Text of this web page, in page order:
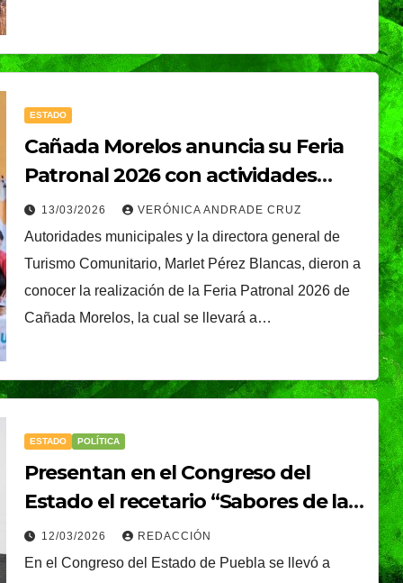
ESTADO
Cañada Morelos anuncia su Feria
Patronal 2026 con actividades
culturales, deportivas y religiosas
13/03/2026 VERÓNICA ANDRADE CRUZ
Autoridades municipales y la directora general de
Turismo Comunitario, Marlet Pérez Blancas, dieron a
conocer la realización de la Feria Patronal 2026 de
Cañada Morelos, la cual se llevará a…
ESTADO POLÍTICA
Presentan en el Congreso del
Estado el recetario “Sabores de las
Mujeres de Coronango”
12/03/2026 REDACCIÓN
En el Congreso del Estado de Puebla se llevó a
CIUDAD DEPORTES
Puebla Capital sigue
viviendo la pasión
del voleibol:
Gobierno de Pepe
Chedraui